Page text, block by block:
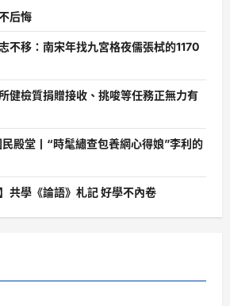
后悔
不移：南宋年找九宮格夜儒張栻的1170
健檢質捐贈接收、挑唆等任務正無力有
殿堂丨“時髦繡查包養網心得娘”李利的
共學《論語》札記 好學不內卷